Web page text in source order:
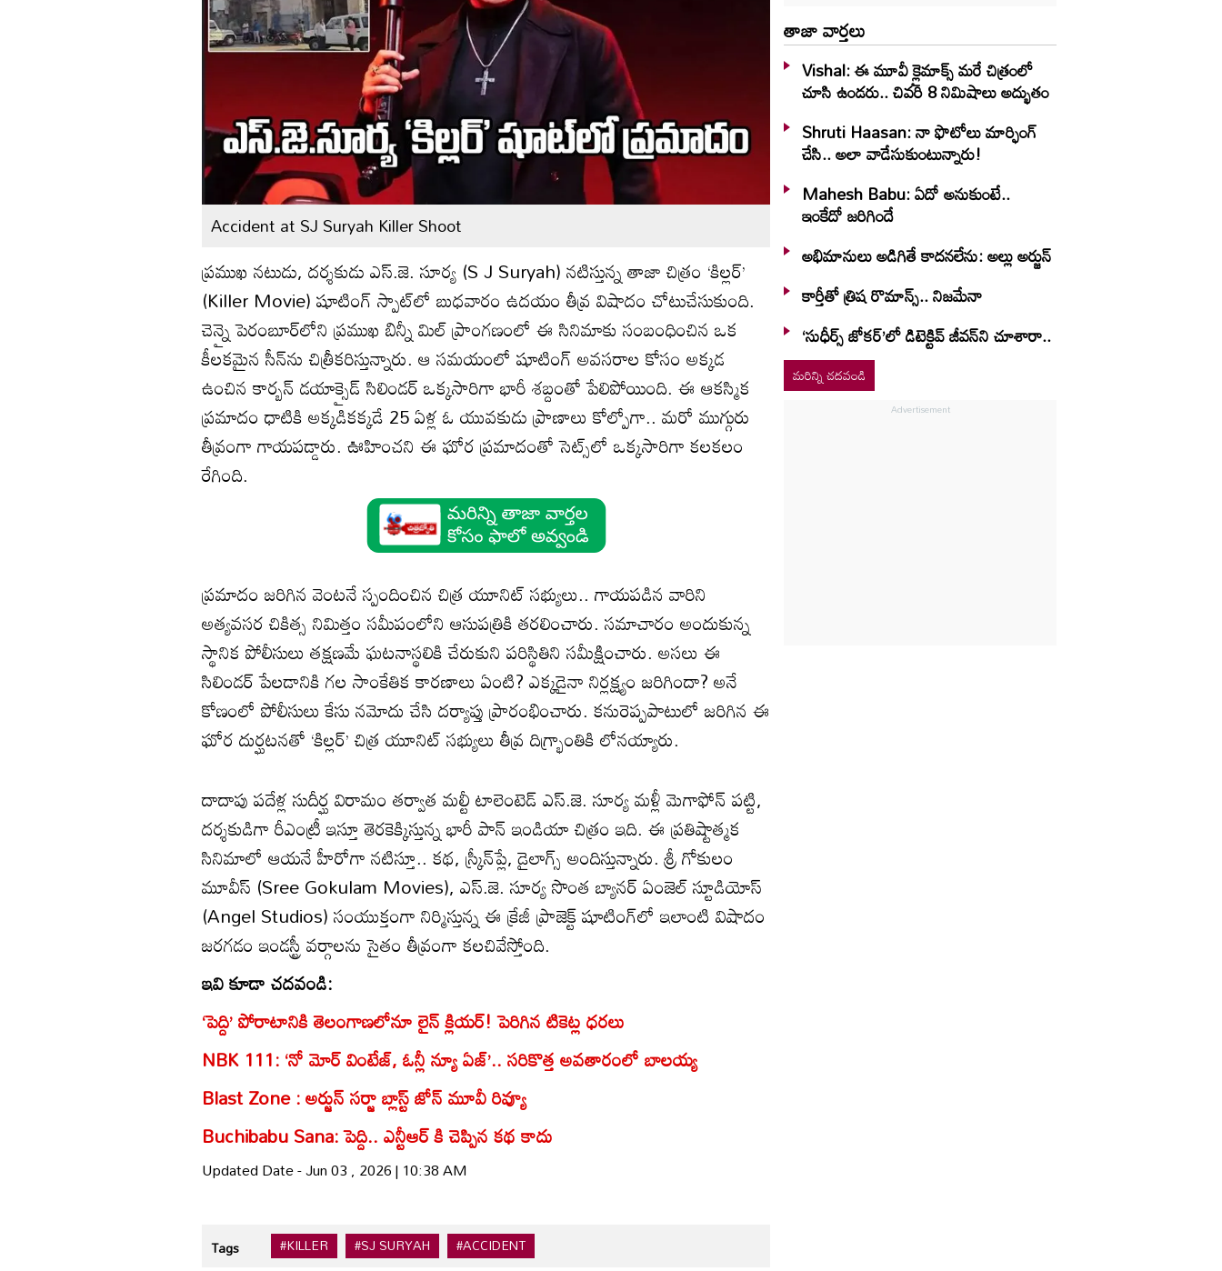
Accident at SJ Suryah Killer Shoot
ప్రముఖ నటుడు, దర్శకుడు ఎస్‌.జె. సూర్య (S J Suryah) నటిస్తున్న తాజా చిత్రం ‘కిల్లర్’
(Killer Movie) షూటింగ్ స్పాట్‌లో బుధవారం ఉదయం తీవ్ర విషాదం చోటుచేసుకుంది.
చెన్నై పెరంబూర్‌లోని ప్రముఖ బిన్నీ మిల్ ప్రాంగణంలో ఈ సినిమాకు సంబంధించిన ఒక
కీలకమైన సీన్‌ను చిత్రీకరిస్తున్నారు. ఆ సమయంలో షూటింగ్ అవసరాల కోసం అక్కడ
ఉంచిన కార్బన్ డయాక్సైడ్ సిలిండర్ ఒక్కసారిగా భారీ శబ్దంతో పేలిపోయింది. ఈ ఆకస్మిక
ప్రమాదం ధాటికి అక్కడికక్కడే 25 ఏళ్ల ఓ యువకుడు ప్రాణాలు కోల్పోగా.. మరో ముగ్గురు
తీవ్రంగా గాయపడ్డారు. ఊహించని ఈ ఘోర ప్రమాదంతో సెట్స్‌లో ఒక్కసారిగా కలకలం
రేగింది.
ప్రమాదం జరిగిన వెంటనే స్పందించిన చిత్ర యూనిట్ సభ్యులు.. గాయపడిన వారిని
అత్యవసర చికిత్స నిమిత్తం సమీపంలోని ఆసుపత్రికి తరలించారు. సమాచారం అందుకున్న
స్థానిక పోలీసులు తక్షణమే ఘటనాస్థలికి చేరుకుని పరిస్థితిని సమీక్షించారు. అసలు ఈ
సిలిండర్ పేలడానికి గల సాంకేతిక కారణాలు ఏంటి? ఎక్కడైనా నిర్లక్ష్యం జరిగిందా? అనే
కోణంలో పోలీసులు కేసు నమోదు చేసి దర్యాప్తు ప్రారంభించారు. కనురెప్పపాటులో జరిగిన ఈ
ఘోర దుర్ఘటనతో ‘కిల్లర్’ చిత్ర యూనిట్ సభ్యులు తీవ్ర దిగ్భ్రాంతికి లోనయ్యారు.
దాదాపు పదేళ్ల సుదీర్ఘ విరామం తర్వాత మల్టీ టాలెంటెడ్ ఎస్‌.జె. సూర్య మళ్లీ మెగాఫోన్ పట్టి,
దర్శకుడిగా రీఎంట్రీ ఇస్తూ తెరకెక్కిస్తున్న భారీ పాన్ ఇండియా చిత్రం ఇది. ఈ ప్రతిష్టాత్మక
సినిమాలో ఆయనే హీరోగా నటిస్తూ.. కథ, స్క్రీన్‌ప్లే, డైలాగ్స్ అందిస్తున్నారు. శ్రీ గోకులం
మూవీస్ (Sree Gokulam Movies), ఎస్.జె. సూర్య సొంత బ్యానర్ ఏంజెల్ స్టూడియోస్
(Angel Studios) సంయుక్తంగా నిర్మిస్తున్న ఈ క్రేజీ ప్రాజెక్ట్ షూటింగ్‌లో ఇలాంటి విషాదం
జరగడం ఇండస్ట్రీ వర్గాలను సైతం తీవ్రంగా కలచివేస్తోంది.
ఇవి కూడా చదవండి:
‘పెద్ది’ పోరాటానికి తెలంగాణలోనూ లైన్ క్లియర్! పెరిగిన టికెట్ల ధరలు
NBK 111: ‘నో మోర్‌ వింటేజ్‌, ఓన్లీ న్యూ ఏజ్‌’.. సరికొత్త అవతారంలో బాలయ్య
Blast Zone : అర్జున్ సర్జా బ్లాస్ట్ జోన్ మూవీ రివ్యూ
Buchibabu Sana: పెద్ది.. ఎన్టీఆర్ కి చెప్పిన కథ కాదు
Updated Date - Jun 03 , 2026 | 10:38 AM
Tags #KILLER #SJ SURYAH #ACCIDENT
తాజా వార్తలు
Vishal: ఈ మూవీ క్లైమాక్స్ మరే చిత్రంలో
చూసి ఉండరు.. చివరి 8 నిమిషాలు అద్భుతం
Shruti Haasan: నా ఫొటోలు మార్ఫింగ్
చేసి.. అలా వాడేసుకుంటున్నారు!
Mahesh Babu: ఏదో అనుకుంటే..
ఇంకేదో జరిగిందే
అభిమానులు అడిగితే కాదనలేను: అల్లు అర్జున్
కార్తీతో త్రిష రొమాన్స్.. నిజమేనా
‘సుధీర్స్ జోకర్’లో డిటెక్టివ్ జీవన్‌ని చూశారా..
మరిన్ని చదవండి